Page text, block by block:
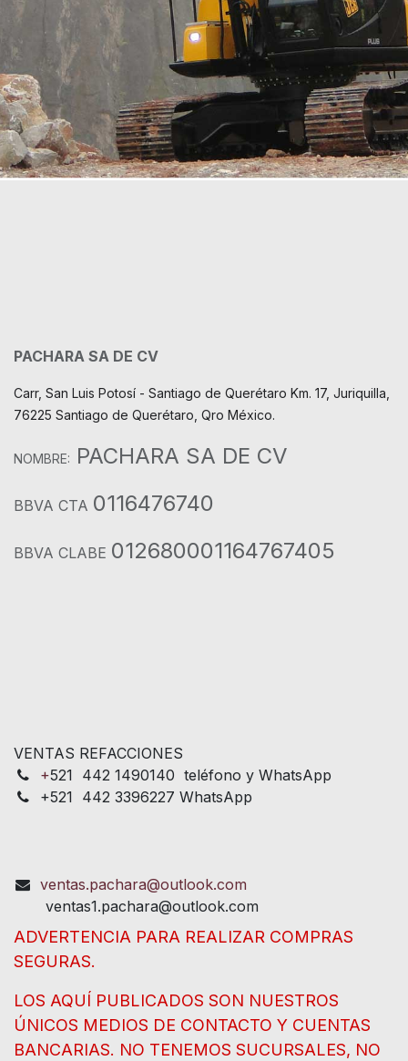
PACHARA SA DE CV
Carr, San Luis Potosí - Santiago de Querétaro Km. 17, Juriquilla,
76225 Santiago de Querétaro, Qro México.
NOMBRE: PACHARA SA DE CV
BBVA CTA 0116476740
BBVA CLABE 012680001164767405
VENTAS REFACCIONES
+521 442 1490140 teléfono y WhatsApp
+521 442 3396227 WhatsApp
ventas.pachara@outlook.com
ventas1.pachara@outlook.com
ADVERTENCIA PARA REALIZAR COMPRAS
SEGURAS.
LOS AQUÍ PUBLICADOS SON NUESTROS
ÚNICOS MEDIOS DE CONTACTO Y CUENTAS
BANCARIAS. NO TENEMOS SUCURSALES, NO